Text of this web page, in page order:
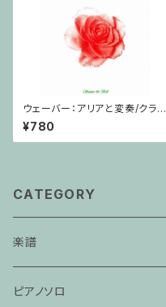
ウェーバー：アリアと変奏/クラリ
ネット・ピアノ
¥780
CATEGORY
楽譜
ピアノソロ